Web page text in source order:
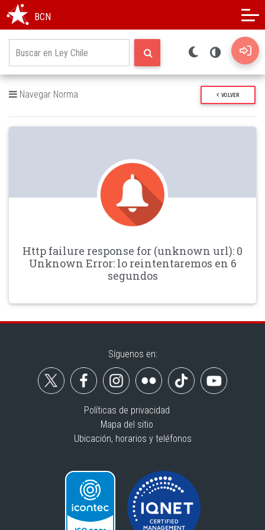
BCN
Navegar Norma VOLVER
Http failure response for (unknown url): 0
Unknown Error: lo reintentaremos en 6
segundos
Síguenos en:
Políticas de privacidad
Mapa del sitio
Ubicación, horarios y teléfonos